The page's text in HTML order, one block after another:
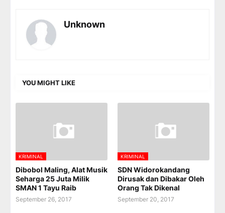
Unknown
YOU MIGHT LIKE
KRIMINAL
Dibobol Maling, Alat Musik
Seharga 25 Juta Milik
SMAN 1 Tayu Raib
September 26, 2017
KRIMINAL
SDN Widorokandang
Dirusak dan Dibakar Oleh
Orang Tak Dikenal
September 20, 2017